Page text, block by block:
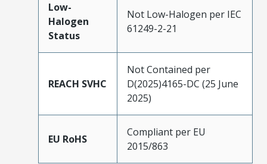
Low-
Halogen
Status
Not Low-Halogen per IEC
61249-2-21
REACH SVHC
Not Contained per
D(2025)4165-DC (25 June
2025)
EU RoHS
Compliant per EU
2015/863